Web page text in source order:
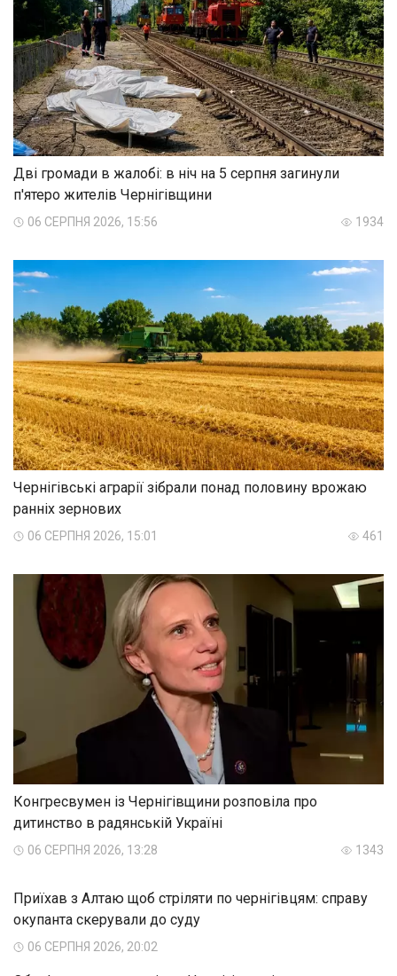
Дві громади в жалобі: в ніч на 5 серпня загинули
п'ятеро жителів Чернігівщини
06 СЕРПНЯ 2026, 15:56 1934
Чернігівські аграрії зібрали понад половину врожаю
ранніх зернових
06 СЕРПНЯ 2026, 15:01 461
Конгресвумен із Чернігівщини розповіла про
дитинство в радянській Україні
06 СЕРПНЯ 2026, 13:28 1343
Приїхав з Алтаю щоб стріляти по чернігівцям: справу
окупанта скерували до суду
06 СЕРПНЯ 2026, 20:02